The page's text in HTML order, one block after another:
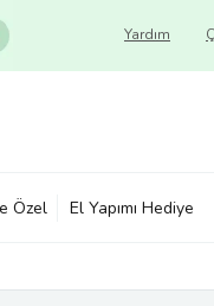
Yardım
Özel El Yapımı Hediye